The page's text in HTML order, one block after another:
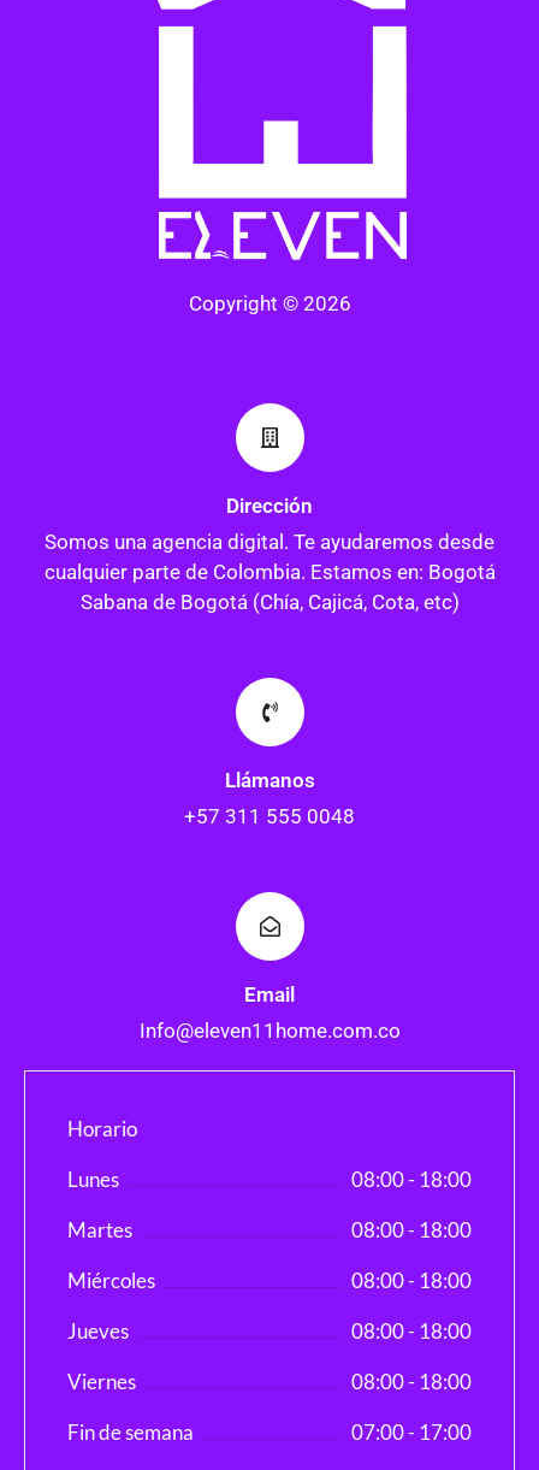
Copyright © 2026
Dirección
Somos una agencia digital. Te ayudaremos desde
cualquier parte de Colombia. Estamos en: Bogotá
Sabana de Bogotá (Chía, Cajicá, Cota, etc)
Llámanos
+57 311 555 0048
Email
Info@eleven11home.com.co
Horario
Lunes
08:00 - 18:00
Martes
08:00 - 18:00
Miércoles
08:00 - 18:00
Jueves
08:00 - 18:00
Viernes
08:00 - 18:00
Fin de semana
07:00 - 17:00